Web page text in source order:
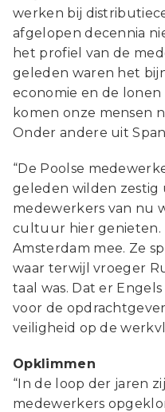
werken bij
afgelopen decennia
het profiel van de
geleden waren het
economie en de
komen onze mensen
Onder andere uit
“De Poolse
geleden wilden zestig
medewerkers van nu
cultuur hier genieten.
Amsterdam mee. Ze
waar terwijl vroeger
taal was. Dat er
voor de
veiligheid op de
Opklimmen
“In de loop der jaren
medewerkers